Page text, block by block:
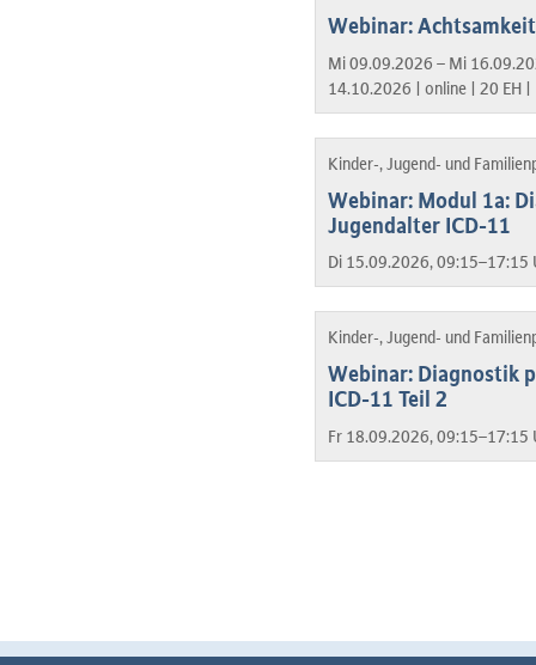
Webinar:
Mi 09.09.2026 – Mi
14.10.2026 | online | 20 EH |
Kinder-, Jugend- und
Webinar: Modul 1a:
Jugendalter ICD-11
Di 15.09.2026, 09:15–17:15
Kinder-, Jugend- und
Webinar: Diagnostik
ICD-11 Teil 2
Fr 18.09.2026, 09:15–17:15